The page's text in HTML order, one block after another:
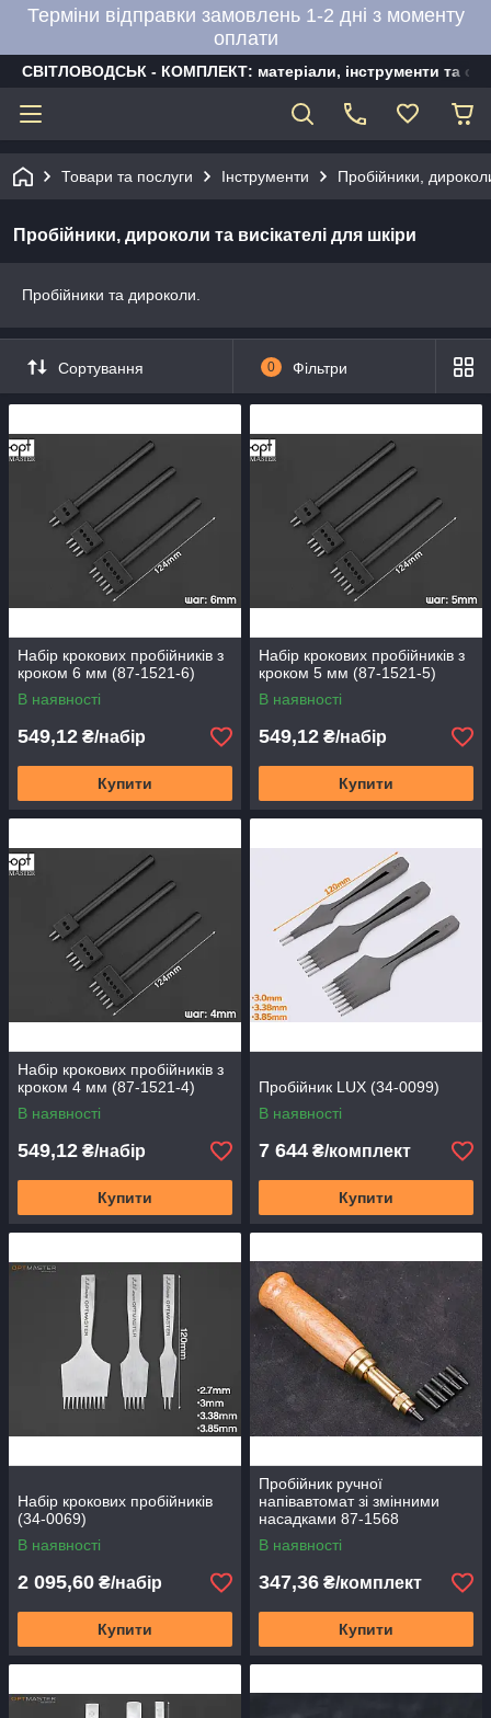
Терміни відправки замовлень 1-2 дні з моменту
оплати
СВІТЛОВОДСЬК - КОМПЛЕКТ: матеріали, інструменти та
Товари та послуги Інструменти Пробійники,
Пробійники, дироколи та висікателі для шкіри
Пробійники та дироколи.
Сортування 0 Фільтри
Набір крокових пробійників з
кроком 6 мм (87-1521-6)
В наявності
549,12 ₴/набір
Купити
Набір крокових пробійників з
кроком 5 мм (87-1521-5)
В наявності
549,12 ₴/набір
Купити
Набір крокових пробійників з
кроком 4 мм (87-1521-4)
В наявності
549,12 ₴/набір
Купити
Пробійник LUX (34-0099)
В наявності
7 644 ₴/комплект
Купити
Набір крокових пробійників
(34-0069)
В наявності
2 095,60 ₴/набір
Купити
Пробійник ручної
напівавтомат зі змінними
насадками 87-1568
В наявності
347,36 ₴/комплект
Купити